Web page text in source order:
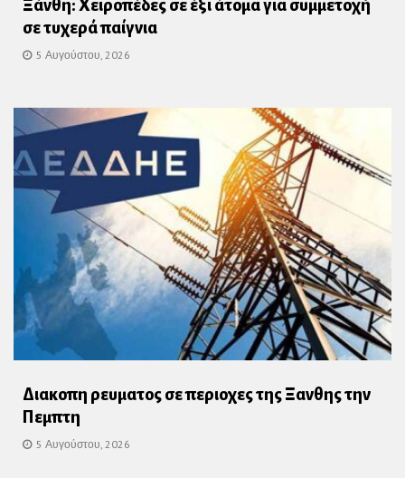
Ξάνθη: Χειροπέδες σε έξι άτομα για συμμετοχή
σε τυχερά παίγνια
5 Αυγούστου, 2026
Διακοπη ρευματος σε περιοχες της Ξανθης την
Πεμπτη
5 Αυγούστου, 2026